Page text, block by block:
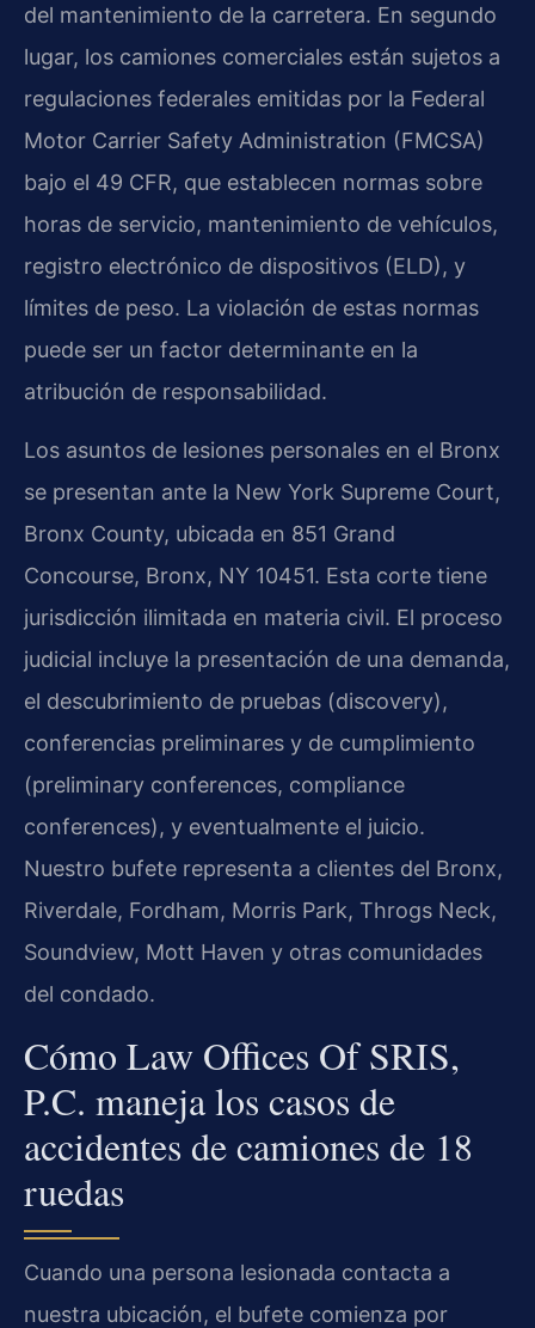
del mantenimiento de la carretera. En segundo
lugar, los camiones comerciales están sujetos a
regulaciones federales emitidas por la Federal
Motor Carrier Safety Administration (FMCSA)
bajo el 49 CFR, que establecen normas sobre
horas de servicio, mantenimiento de vehículos,
registro electrónico de dispositivos (ELD), y
límites de peso. La violación de estas normas
puede ser un factor determinante en la
atribución de responsabilidad.
Los asuntos de lesiones personales en el Bronx
se presentan ante la New York Supreme Court,
Bronx County, ubicada en 851 Grand
Concourse, Bronx, NY 10451. Esta corte tiene
jurisdicción ilimitada en materia civil. El proceso
judicial incluye la presentación de una demanda,
el descubrimiento de pruebas (discovery),
conferencias preliminares y de cumplimiento
(preliminary conferences, compliance
conferences), y eventualmente el juicio.
Nuestro bufete representa a clientes del Bronx,
Riverdale, Fordham, Morris Park, Throgs Neck,
Soundview, Mott Haven y otras comunidades
del condado.
Cómo Law Offices Of SRIS,
P.C. maneja los casos de
accidentes de camiones de 18
ruedas
Cuando una persona lesionada contacta a
nuestra ubicación, el bufete comienza por